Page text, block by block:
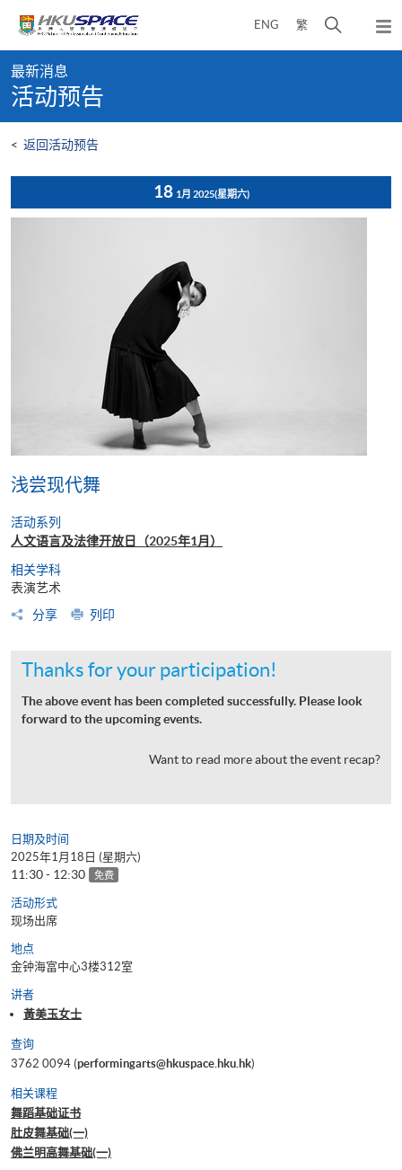
content
ENG 繁
开
弹
出
content
start
最新消息
活动预告
< 返回活动预告
18 1月 2025(星期六)
浅尝现代舞
活动系列
人文语言及法律开放日（2025年1月）
相关学科
表演艺术
分享
列印
Thanks for your participation!
The above event has been completed successfully. Please look
forward to the upcoming events.
Want to read more about the event recap?
日期及时间
2025年1月18日 (星期六)
11:30 - 12:30 免费
活动形式
现场出席
地点
金钟海富中心3楼312室
讲者
黃美玉女士
查询
3762 0094 (performingarts@hkuspace.hku.hk)
相关课程
舞蹈基础证书
肚皮舞基础(一)
佛兰明高舞基础(一)